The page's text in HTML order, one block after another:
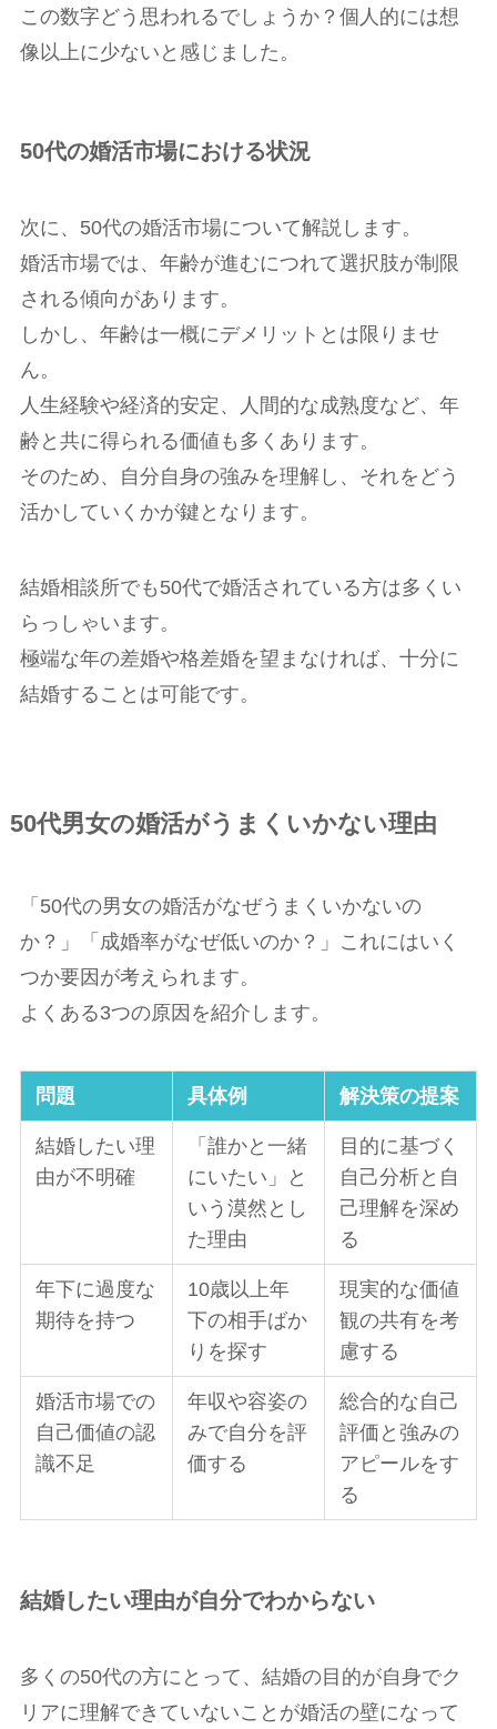
この数字どう思われるでしょうか？個人的には想
像以上に少ないと感じました。
50代の婚活市場における状況
次に、50代の婚活市場について解説します。
婚活市場では、年齢が進むにつれて選択肢が制限
される傾向があります。
しかし、年齢は一概にデメリットとは限りませ
ん。
人生経験や経済的安定、人間的な成熟度など、年
齢と共に得られる価値も多くあります。
そのため、自分自身の強みを理解し、それをどう
活かしていくかが鍵となります。
結婚相談所でも50代で婚活されている方は多くい
らっしゃいます。
極端な年の差婚や格差婚を望まなければ、十分に
結婚することは可能です。
50代男女の婚活がうまくいかない理由
「50代の男女の婚活がなぜうまくいかないの
か？」「成婚率がなぜ低いのか？」これにはいく
つか要因が考えられます。
よくある3つの原因を紹介します。
問題 具体例 解決策の提案
結婚したい理
由が不明確
「誰かと一緒
にいたい」と
いう漠然とし
た理由
目的に基づく
自己分析と自
己理解を深め
る
年下に過度な
期待を持つ
10歳以上年
下の相手ばか
りを探す
現実的な価値
観の共有を考
慮する
婚活市場での
自己価値の認
識不足
年収や容姿の
みで自分を評
価する
総合的な自己
評価と強みの
アピールをす
る
結婚したい理由が自分でわからない
多くの50代の方にとって、結婚の目的が自身でク
リアに理解できていないことが婚活の壁になって